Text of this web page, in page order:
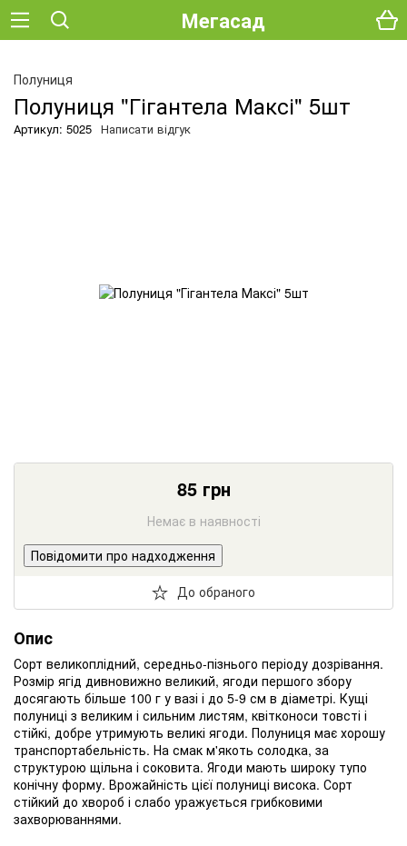
Мегасад
Полуниця
Полуниця "Гігантела Максі" 5шт
Артикул: 5025 Написати відгук
85грн
Немає в наявності
Повідомити про надходження
До обраного
Опис
Сорт великоплідний, середньо-пізнього періоду дозрівання.
Розмір ягід дивновижно великий, ягоди першого збору
досягають більше 100 г у вазі і до 5-9 см в діаметрі. Кущі
полуниці з великим і сильним листям, квітконоси товсті і
стійкі, добре утримують великі ягоди. Полуниця має хорошу
транспортабельність. На смак м'якоть солодка, за
структурою щільна і соковита. Ягоди мають широку тупо
конічну форму. Врожайність цієї полуниці висока. Сорт
стійкий до хвороб і слабо уражується грибковими
захворюваннями.